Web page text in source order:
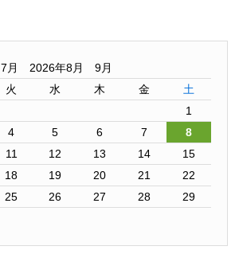
7月 2026年8月 9月
火 水 木 金
土
1
4 5 6 7
8
11 12 13 14
15
18 19 20 21
22
25 26 27 28
29